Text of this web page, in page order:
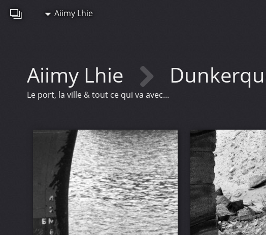
Aiimy Lhie
Aiimy Lhie
Le port, la ville & tout ce qui va avec...